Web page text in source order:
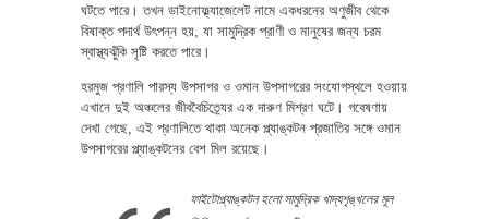
ঘটতে পারে। তখন ডাইনোফ্ল্যাজেলেট নামে একধরনের অণুজীব থেকে
বিষাক্ত পদার্থ উৎপন্ন হয়, যা সামুদ্রিক প্রাণী ও মানুষের জন্য চরম
স্বাস্থ্যঝুঁকি সৃষ্টি করতে পারে।
হরমুজ প্রণালি পারস্য উপসাগর ও ওমান উপসাগরের সংযোগস্থলে হওয়ায়
এখানে দুই অঞ্চলের জীববৈচিত্র্যের এক দারুণ মিশ্রণ ঘটে। গবেষণায়
দেখা গেছে, এই প্রণালিতে থাকা অনেক প্ল্যাঙ্কটন প্রজাতির সঙ্গে ওমান
উপসাগরের প্ল্যাঙ্কটনের বেশ মিল রয়েছে।
ফাইটোপ্ল্যাঙ্কটন হলো সামুদ্রিক খাদ্যশৃঙ্খলের মূল